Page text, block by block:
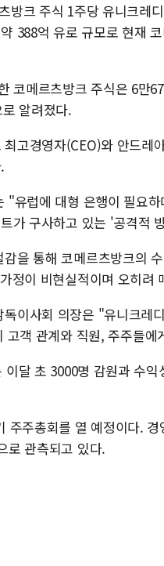
방크 주식 1주당 유니크레
388억 유로 규모로 현재
코메르츠방크 주식은 6만
알려졌다.
고경영자(CEO)와 안드레
"유럽에 대형 은행이 필요
가 구사하고 있는 '공격적
을 통해 코메르츠방크의
정이 비현실적이며 오히
독이사회 의장은 "유니크
객 관계와 직원, 주주들
달 초 3000명 감원과 수
주주총회를 열 예정이다.
로 관측되고 있다.